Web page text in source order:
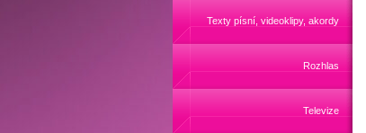
Texty písní, videoklipy, akordy
Rozhlas
Televize